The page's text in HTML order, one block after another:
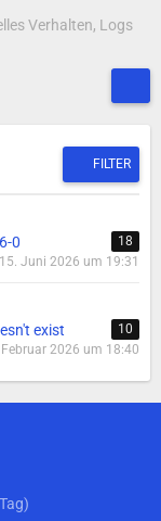
Verhalten, Logs
FILTER
0
18
15. Juni 2026 um 19:31
exist
10
2026 um 18:40